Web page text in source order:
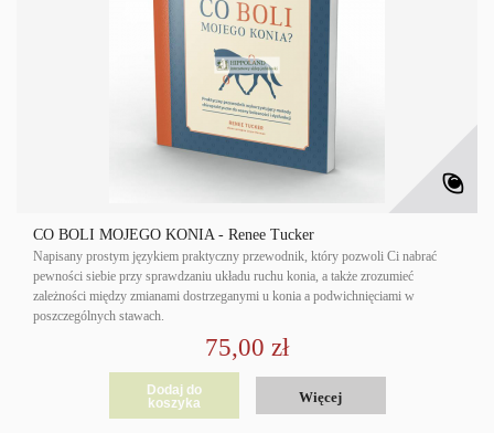
CO BOLI MOJEGO KONIA - Renee Tucker
Napisany prostym językiem praktyczny przewodnik, który pozwoli Ci nabrać
pewności siebie przy sprawdzaniu układu ruchu konia, a także zrozumieć
zależności między zmianami dostrzeganymi u konia a podwichnięciami w
poszczególnych stawach.
75,00 zł
Dodaj do
koszyka
Więcej